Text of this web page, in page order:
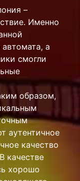
–
Именно
а
смогли
образом,
аутентичное
качество
качестве
хорошо